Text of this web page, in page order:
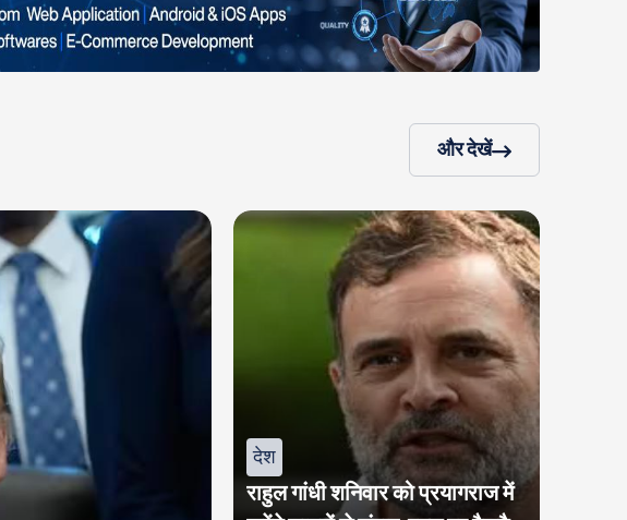
और देखें
देश
राहुल गांधी शनिवार को प्रयागराज में